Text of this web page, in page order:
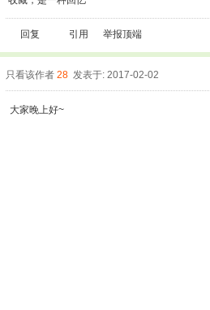
回复 引用 举报顶端
只看该作者 28 发表于: 2017-02-02
大家晚上好~